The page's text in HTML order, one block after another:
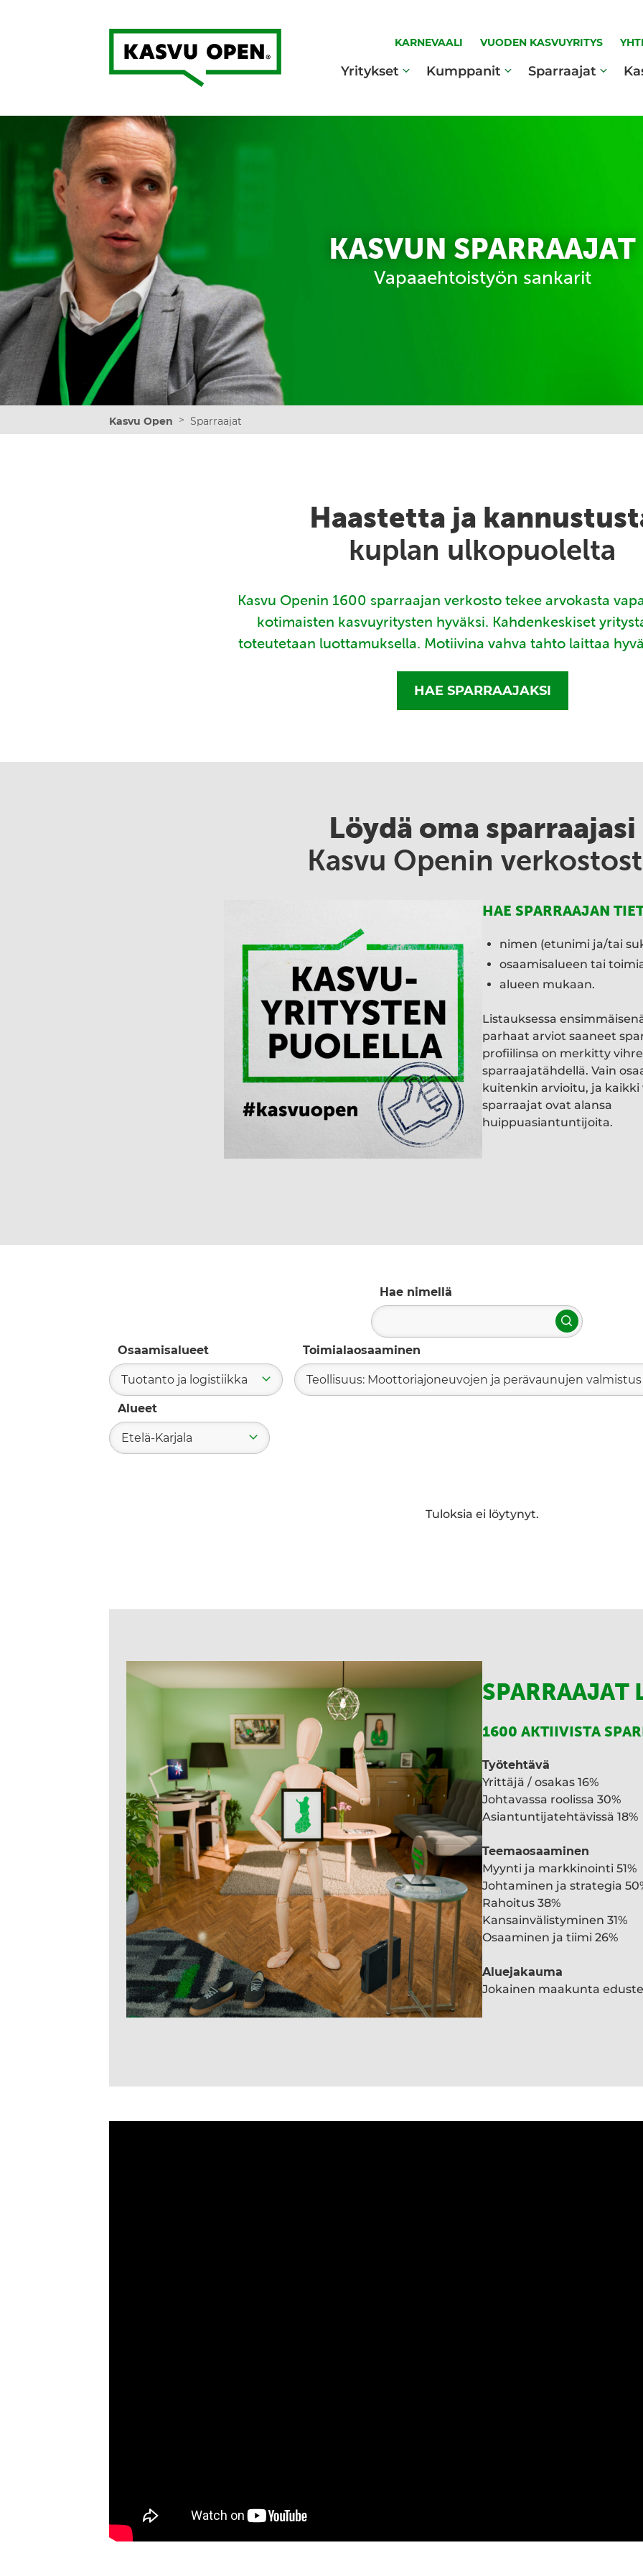
Kasvu Open
KARNEVAALI VUODEN KASVUYRITYS
Yritykset Kumppanit Sparraajat
KASVUN SPARRAAJAT
Vapaaehtoistyön sankarit
Kasvu Open > Sparraajat
Haastetta ja
kuplan ulkopuolelta
Kasvu Openin 1600 sparraajan verkosto tekee arvokasta
kotimaisten kasvuyritysten hyväksi. Kahdenkeskiset
toteutetaan luottamuksella. Motiivina vahva tahto laittaa
HAE SPARRAAJAKSI
Löydä oma sparraajasi
Kasvu Openin
HAE SPARRAAJAN
nimen (etunimi ja/tai
osaamisalueen tai
alueen mukaan.
Listauksessa
parhaat arviot saaneet
profiilinsa on merkitty
sparraajatähdellä. Vain
kuitenkin arvioitu, ja
sparraajat ovat alansa
huippuasiantuntijoita.
Hae nimellä
Hae
Osaamisalueet
Tuotanto ja logistiikka
Toimialaosaaminen
Teollisuus: Moottoriajoneuvojen ja perävaunujen
Alueet
Etelä-Karjala
Tuloksia ei löytynyt.
SPARRAAJAT
1600 AKTIIVISTA
Työtehtävä
Yrittäjä / osakas 16%
Johtavassa roolissa 30%
Asiantuntijatehtävissä 18%
Teemaosaaminen
Myynti ja markkinointi 51%
Johtaminen ja strategia
Rahoitus 38%
Kansainvälistyminen 31%
Osaaminen ja tiimi 26%
Aluejakauma
Jokainen maakunta